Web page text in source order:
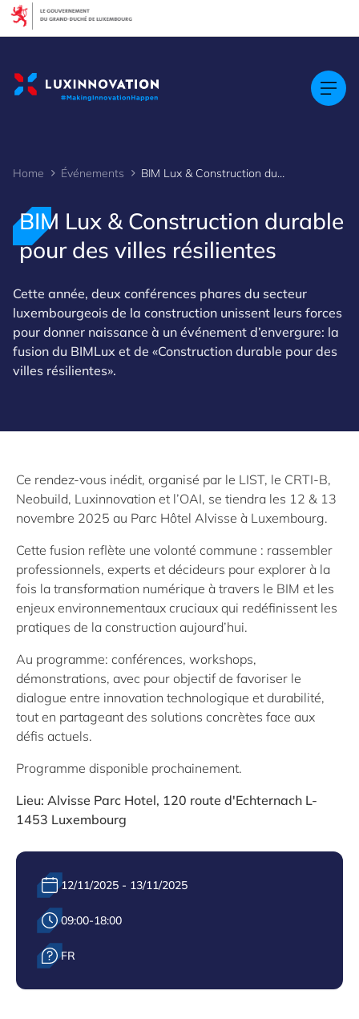
Home Événements BIM Lux & Construction durable pour des villes résilientes
BIM Lux & Construction durable
pour des villes résilientes
Cette année, deux conférences phares du secteur
luxembourgeois de la construction unissent leurs forces
pour donner naissance à un événement d’envergure: la
fusion du BIMLux et de «Construction durable pour des
villes résilientes».
Ce rendez-vous inédit, organisé par le LIST, le CRTI-B,
Neobuild, Luxinnovation et l’OAI, se tiendra les 12 & 13
novembre 2025 au Parc Hôtel Alvisse à Luxembourg.
Cette fusion reflète une volonté commune : rassembler
professionnels, experts et décideurs pour explorer à la
fois la transformation numérique à travers le BIM et les
enjeux environnementaux cruciaux qui redéfinissent les
pratiques de la construction aujourd’hui.
Au programme: conférences, workshops,
démonstrations, avec pour objectif de favoriser le
dialogue entre innovation technologique et durabilité,
tout en partageant des solutions concrètes face aux
défis actuels.
Programme disponible prochainement.
Lieu: Alvisse Parc Hotel, 120 route d'Echternach L-
1453 Luxembourg
Date :12/11/2025 - 13/11/2025
Heure :09:00-18:00
Langue :
FR
Cookies management panel